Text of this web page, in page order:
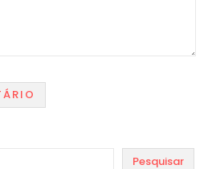
Pesquisar